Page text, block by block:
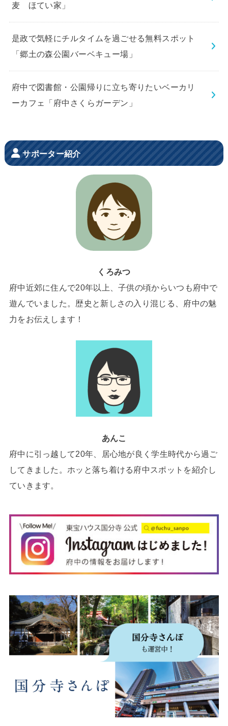
麦 ほてい家」
是政で気軽にチルタイムを過ごせる無料スポット
「郷土の森公園バーベキュー場」
府中で図書館・公園帰りに立ち寄りたいベーカリ
ーカフェ「府中さくらガーデン」
サポーター紹介
くろみつ
府中近郊に住んで20年以上、子供の頃からいつも府中で
遊んでいました。歴史と新しさの入り混じる、府中の魅
力をお伝えします！
あんこ
府中に引っ越して20年、居心地が良く学生時代から過ご
してきました。ホッと落ち着ける府中スポットを紹介し
ていきます。